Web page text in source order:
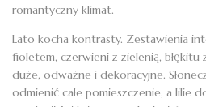
romantyczny klimat.
Lato kocha kontrasty. Zestawienia
fioletem, czerwieni z zielenią, błękitu
duże, odważne i dekoracyjne.
odmienić całe pomieszczenie, a lilie